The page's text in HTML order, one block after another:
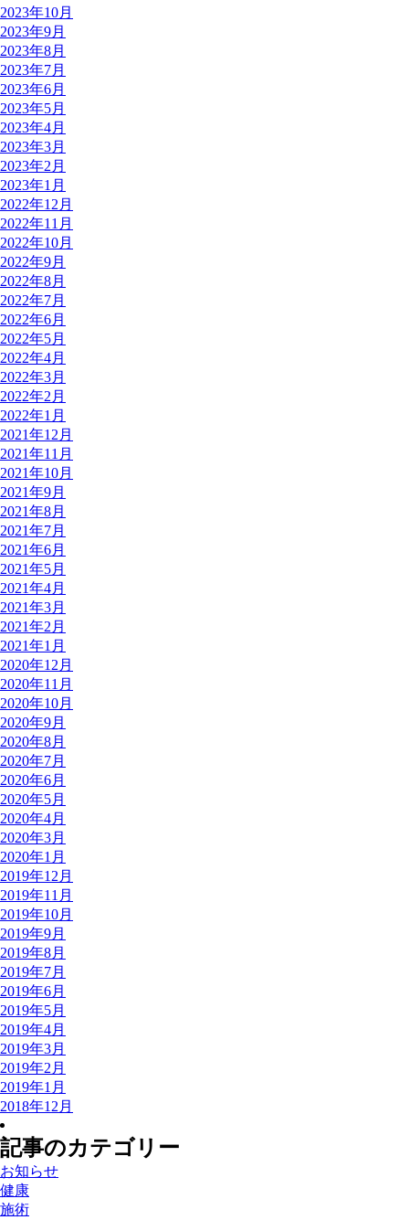
2023年10月
2023年9月
2023年8月
2023年7月
2023年6月
2023年5月
2023年4月
2023年3月
2023年2月
2023年1月
2022年12月
2022年11月
2022年10月
2022年9月
2022年8月
2022年7月
2022年6月
2022年5月
2022年4月
2022年3月
2022年2月
2022年1月
2021年12月
2021年11月
2021年10月
2021年9月
2021年8月
2021年7月
2021年6月
2021年5月
2021年4月
2021年3月
2021年2月
2021年1月
2020年12月
2020年11月
2020年10月
2020年9月
2020年8月
2020年7月
2020年6月
2020年5月
2020年4月
2020年3月
2020年1月
2019年12月
2019年11月
2019年10月
2019年9月
2019年8月
2019年7月
2019年6月
2019年5月
2019年4月
2019年3月
2019年2月
2019年1月
2018年12月
記事のカテゴリー
お知らせ
健康
施術